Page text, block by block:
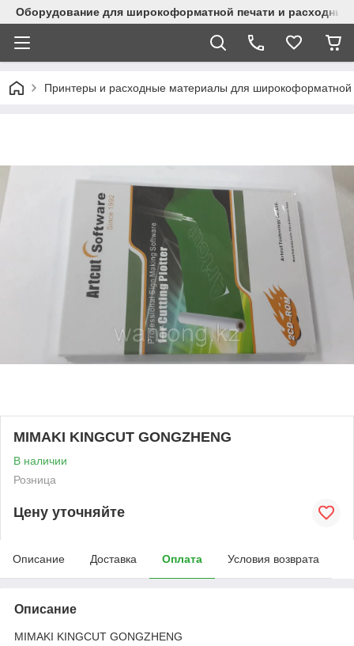
Оборудование для широкоформатной печати и
Принтеры и расходные материалы для широкоформатной
MIMAKI KINGCUT GONGZHENG
В наличии
Розница
Цену уточняйте
Описание Доставка Оплата Условия возврата
Описание
MIMAKI KINGCUT GONGZHENG